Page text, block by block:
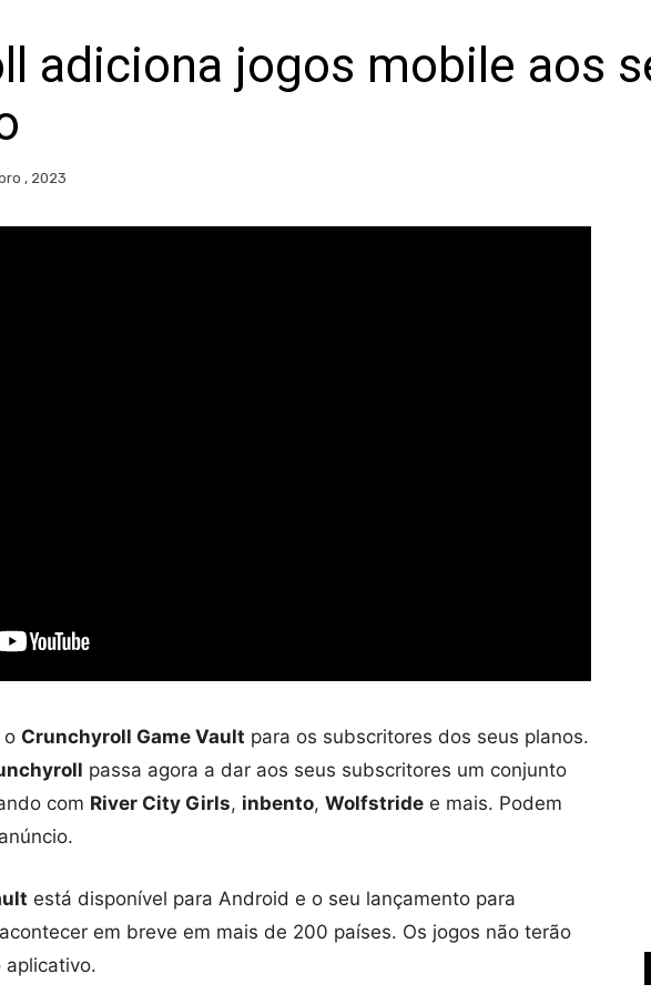
adiciona jogos mobile aos
, 2023
o Crunchyroll Game Vault para os subscritores dos seus planos.
passa agora a dar aos seus subscritores um conjunto
com River City Girls, inbento, Wolfstride e mais. Podem
está disponível para Android e o seu lançamento para
em breve em mais de 200 países. Os jogos não terão
aplicativo.